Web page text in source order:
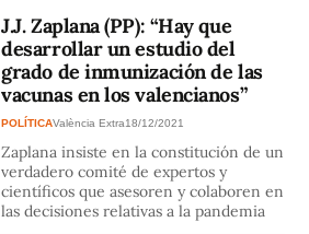
J.J. Zaplana (PP): “Hay que
desarrollar un estudio del
grado de inmunización de las
vacunas en los valencianos”
POLÍTICAValència Extra18/12/2021
Zaplana insiste en la constitución de un
verdadero comité de expertos y
científicos que asesoren y colaboren en
las decisiones relativas a la pandemia